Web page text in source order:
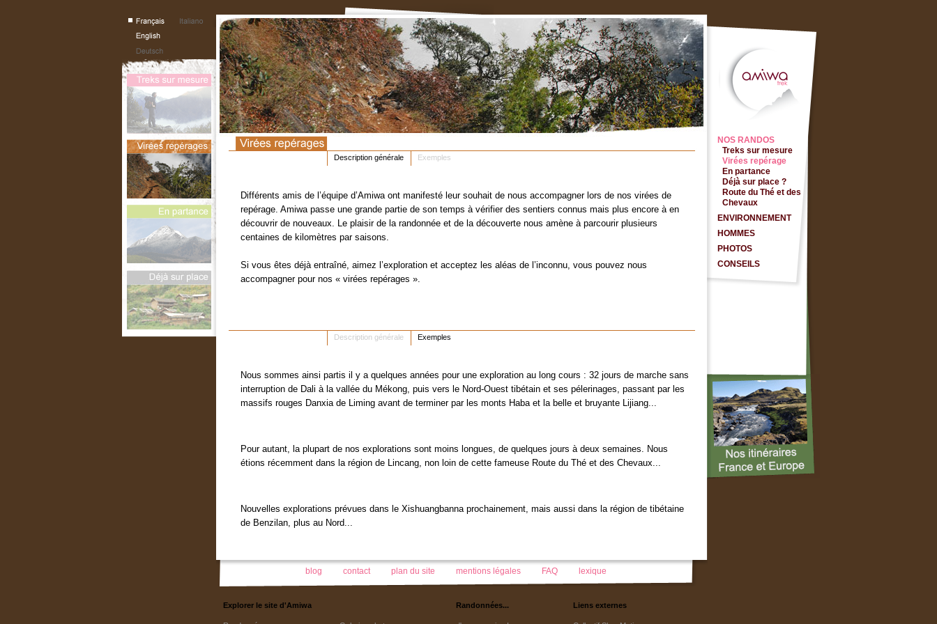
Description générale Exemples
Différents amis de l’équipe d’Amiwa ont manifesté leur souhait de nous accompagner lors de nos virées de
repérage. Amiwa passe une grande partie de son temps à vérifier des sentiers connus mais plus encore à en
découvrir de nouveaux. Le plaisir de la randonnée et de la découverte nous amène à parcourir plusieurs
centaines de kilomètres par saisons.
Si vous êtes déjà entraîné, aimez l’exploration et acceptez les aléas de l’inconnu, vous pouvez nous
accompagner pour nos « virées repérages ».
Description générale Exemples
Nous sommes ainsi partis il y a quelques années pour une exploration au long cours : 32 jours de marche sans
interruption de Dali à la vallée du Mékong, puis vers le Nord-Ouest tibétain et ses pélerinages, passant par les
massifs rouges Danxia de Liming avant de terminer par les monts Haba et la belle et bruyante Lijiang...
Pour autant, la plupart de nos explorations sont moins longues, de quelques jours à deux semaines. Nous
étions récemment dans la région de Lincang, non loin de cette fameuse Route du Thé et des Chevaux...
Nouvelles explorations prévues dans le Xishuangbanna prochainement, mais aussi dans la région de tibétaine
de Benzilan, plus au Nord...
blog contact plan du site mentions légales FAQ lexique
Explorer le site d'Amiwa Randonnées... Liens externes
NOS RANDOS
Treks sur mesure
Virées repérage
En partance
Déjà sur place ?
Route du Thé et des
Chevaux
ENVIRONNEMENT
HOMMES
PHOTOS
CONSEILS